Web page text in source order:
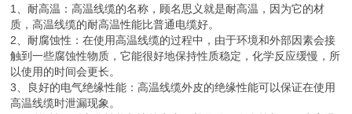
1、耐高温：高温线缆的名称，顾名思义就是耐高温，因为它的材
质，高温线缆的耐高温性能比普通电缆好。
2、耐腐蚀性：在使用高温线缆的过程中，由于环境和外部因素会接
触到一些腐蚀性物质，它能很好地保持性质稳定，化学反应缓慢，所
以使用的时间会更长。
3、良好的电气绝缘性能：高温线缆外皮的绝缘性能可以保证在使用
高温线缆时泄漏现象。